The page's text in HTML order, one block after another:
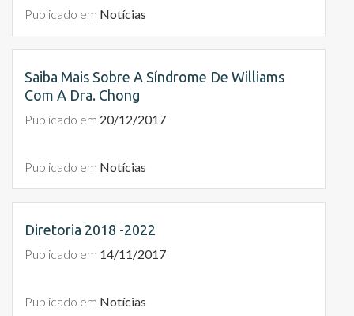
Publicado em Notícias
Saiba Mais Sobre A Síndrome De Williams
Com A Dra. Chong
Publicado em 20/12/2017
Publicado em Notícias
Diretoria 2018 -2022
Publicado em 14/11/2017
Publicado em Notícias